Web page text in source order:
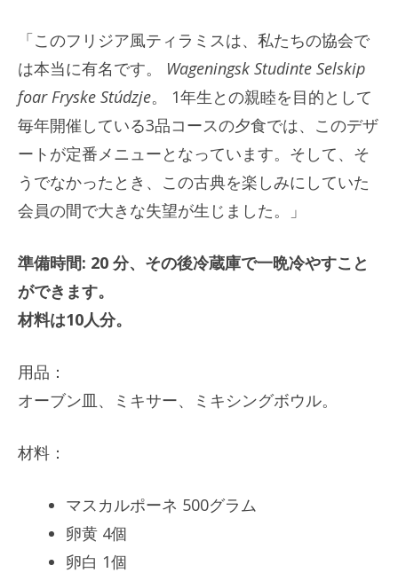
「このフリジア風ティラミスは、私たちの協会で
は本当に有名です。 Wageningsk Studinte Selskip
foar Fryske Stúdzje。 1年生との親睦を目的として
毎年開催している3品コースの夕食では、このデザ
ートが定番メニューとなっています。そして、そ
うでなかったとき、この古典を楽しみにしていた
会員の間で大きな失望が生じました。」
準備時間: 20 分、その後冷蔵庫で一晩冷やすこと
ができます。
材料は10人分。
用品：
オーブン皿、ミキサー、ミキシングボウル。
材料：
マスカルポーネ 500グラム
卵黄 4個
卵白 1個